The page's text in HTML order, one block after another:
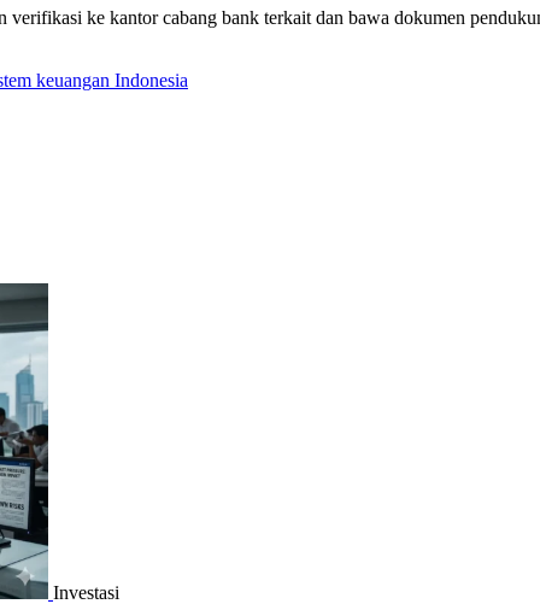
verifikasi ke kantor cabang bank terkait dan bawa dokumen
keuangan Indonesia
Investasi